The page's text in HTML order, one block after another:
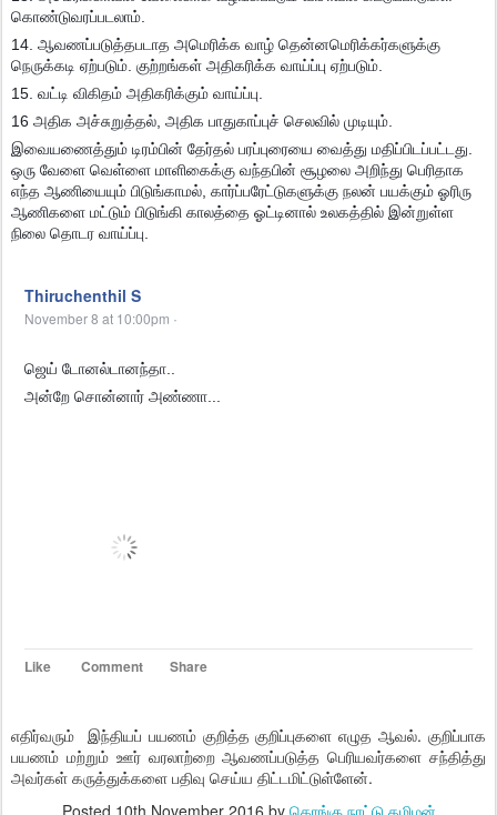
கொண்டுவரப்படலாம்.
14. ஆவணப்படுத்தபடாத அமெரிக்க வாழ் தென்னமெரிக்கர்களுக்கு
நெருக்கடி ஏற்படும். குற்றங்கள் அதிகரிக்க வாய்ப்பு ஏற்படும்.
15. வட்டி விகிதம் அதிகரிக்கும் வாய்ப்பு.
16 அதிக அச்சுறுத்தல், அதிக பாதுகாப்புச் செலவில் முடியும்.
இவையணைத்தும் டிரம்பின் தேர்தல் பரப்புரையை வைத்து மதிப்பிடப்பட்டது.
ஒரு வேளை வெள்ளை மாளிகைக்கு வந்தபின் சூழலை அறிந்து பெரிதாக
எந்த ஆணியையும் பிடுங்காமல், கார்ப்பரேட்டுகளுக்கு நலன் பயக்கும் ஓரிரு
ஆணிகளை மட்டும் பிடுங்கி காலத்தை ஓட்டினால் உலகத்தில் இன்றுள்ள
நிலை தொடர வாய்ப்பு.
Thiruchenthil S
November 8 at 10:00pm ·
ஜெய் டோனல்டானந்தா..
அன்றே சொன்னார் அண்ணா...
Like Comment Share
எதிர்வரும் இந்தியப் பயணம் குறித்த குறிப்புகளை எழுத ஆவல். குறிப்பாக
பயணம் மற்றும் ஊர் வரலாற்றை ஆவணப்படுத்த பெரியவர்களை சந்தித்து
அவர்கள் கருத்துக்களை பதிவு செய்ய திட்டமிட்டுள்ளேன்.
Posted 10th November 2016 by கொங்கு நாட்டு தமிழன்